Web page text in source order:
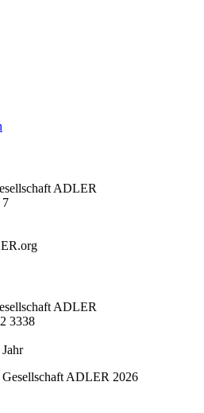
ADLER
7
ADLER
3338
ADLER 2026